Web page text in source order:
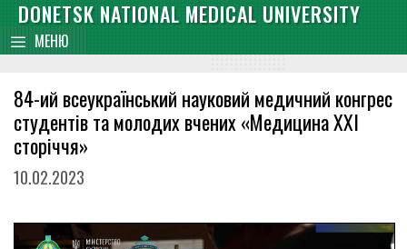
content
Skip
to
content
DONETSK NATIONAL MEDICAL UNIVERSITY
МЕНЮ
84-ий всеукраїнський науковий медичний конгрес
студентів та молодих вчених «Медицина XXI
сторіччя»
10.02.2023